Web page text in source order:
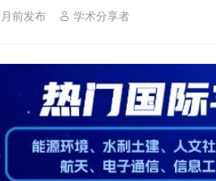
前发布 学术分享者